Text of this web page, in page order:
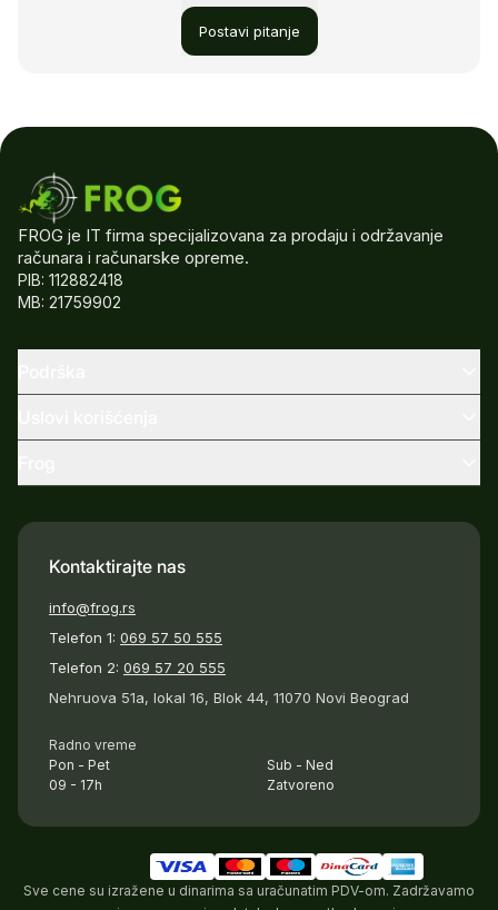
Postavi pitanje
FROG je IT firma specijalizovana za prodaju i održavanje
računara i računarske opreme.
PIB: 112882418
MB: 21759902
Kontaktirajte nas
info@frog.rs
Telefon 1: 069 57 50 555
Telefon 2: 069 57 20 555
Nehruova 51a, lokal 16, Blok 44, 11070 Novi Beograd
Radno vreme
Pon - Pet
09 - 17h
Sub - Ned
Zatvoreno
Sve cene su izražene u dinarima sa uračunatim PDV-om. Zadržavamo